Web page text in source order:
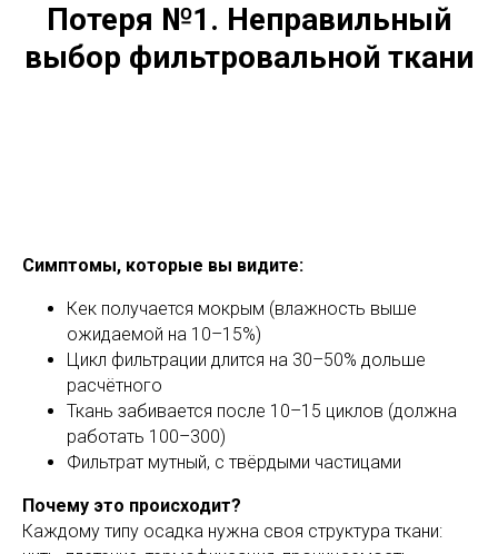
Потеря №1. Неправильный
выбор фильтровальной ткани
Симптомы, которые вы видите:
Кек получается мокрым (влажность выше
ожидаемой на 10–15%)
Цикл фильтрации длится на 30–50% дольше
расчётного
Ткань забивается после 10–15 циклов (должна
работать 100–300)
Фильтрат мутный, с твёрдыми частицами
Почему это происходит?
Каждому типу осадка нужна своя структура ткани: